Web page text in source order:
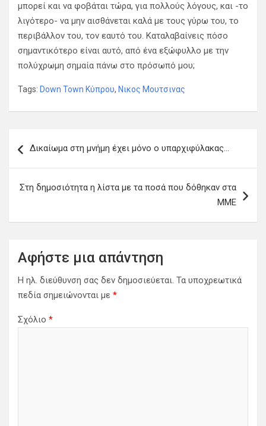
μπορεί και να φοβάται τώρα, για πολλούς λόγους, και -το
λιγότερο- να μην αισθάνεται καλά με τους γύρω του, το
περιβάλλον του, τον εαυτό του. Καταλαβαίνεις πόσο
σημαντικότερο είναι αυτό, από ένα εξώφυλλο με την
πολύχρωμη σημαία πάνω στο πρόσωπό μου;
Tags: Down Town Κύπρου, Νικος Μουτσινας
Δικαίωμα στη μνήμη έχει μόνο ο υπαρχιφύλακας…
Στη δημοσιότητα η λίστα με τα ποσά που δόθηκαν στα
ΜΜΕ
Αφήστε μια απάντηση
Η ηλ. διεύθυνση σας δεν δημοσιεύεται. Τα υποχρεωτικά
πεδία σημειώνονται με *
Σχόλιο *